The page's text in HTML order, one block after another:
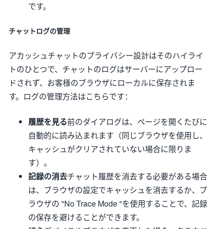
です。
チャットログの管理
アカッシュチャットのプライバシー設計はそのハイライ
トのひとつで、チャットのログはサーバーにアップロー
ドされず、お客様のブラウザにローカルに保存されま
す。ログの管理方法はこちらです：
履歴を見る前のダイアログは、ページを開くたびに
自動的に読み込まれます（同じブラウザを使用し、
キャッシュがクリアされていない場合に限りま
す）。
記録の消去チャット履歴を消去する必要がある場合
は、ブラウザの設定でキャッシュを消去するか、ブ
ラウザの "No Trace Mode "を使用することで、記録
の保存を避けることができます。